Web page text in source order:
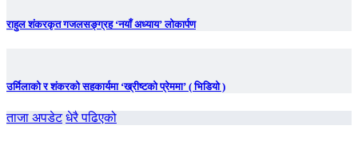
राहुल शंकरकृत गजलसङ्ग्रह ‘नयाँ अध्याय’ लोकार्पण
उर्मिलाको र शंकरको सहकार्यमा ‘ख्रीष्टको प्रेममा’ ( भिडियो )
ताजा अपडेट धेरै पढिएको